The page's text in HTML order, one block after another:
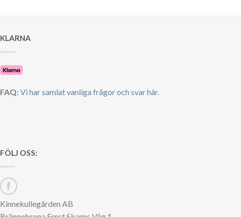
KLARNA
FAQ:Vi har samlat vanliga frågor och svar här.
FÖLJ OSS:
Kinnekullegården AB